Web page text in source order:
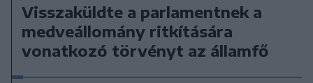
Visszaküldte a parlamentnek a
medveállomány ritkítására
vonatkozó törvényt az államfő